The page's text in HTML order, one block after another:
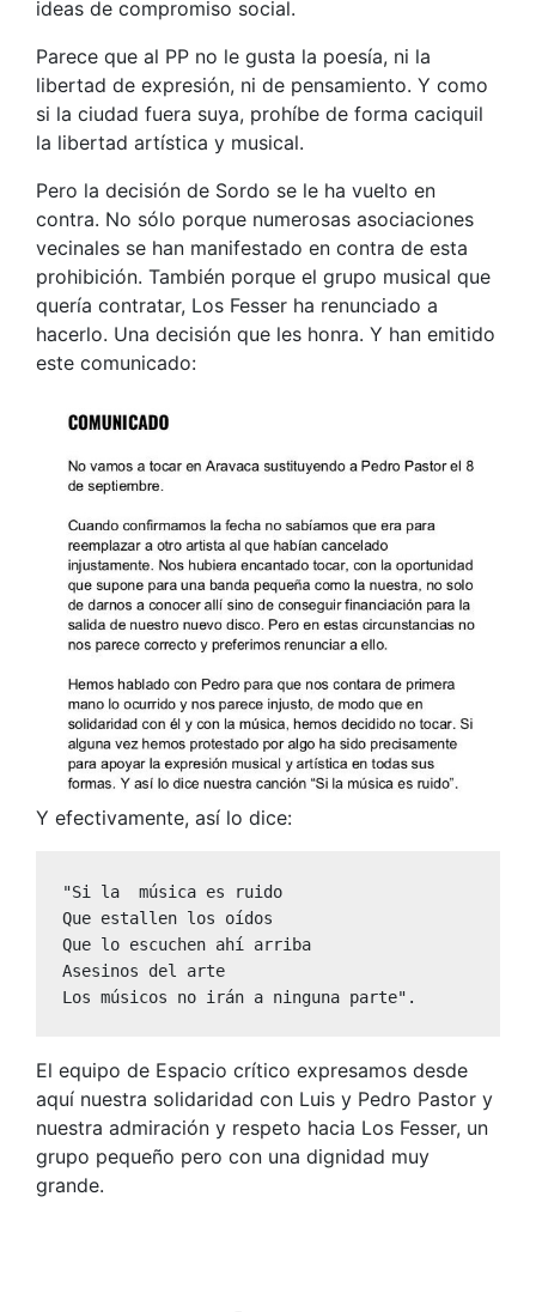
ideas de compromiso social.
Parece que al PP no le gusta la poesía, ni la
libertad de expresión, ni de pensamiento. Y como
si la ciudad fuera suya, prohíbe de forma caciquil
la libertad artística y musical.
Pero la decisión de Sordo se le ha vuelto en
contra. No sólo porque numerosas asociaciones
vecinales se han manifestado en contra de esta
prohibición. También porque el grupo musical que
quería contratar, Los Fesser ha renunciado a
hacerlo. Una decisión que les honra. Y han emitido
este comunicado:
Y efectivamente, así lo dice:
"Si la  música es ruido
Que estallen los oídos
Que lo escuchen ahí arriba
Asesinos del arte
Los músicos no irán a ninguna parte".
El equipo de Espacio crítico expresamos desde
aquí nuestra solidaridad con Luis y Pedro Pastor y
nuestra admiración y respeto hacia Los Fesser, un
grupo pequeño pero con una dignidad muy
grande.